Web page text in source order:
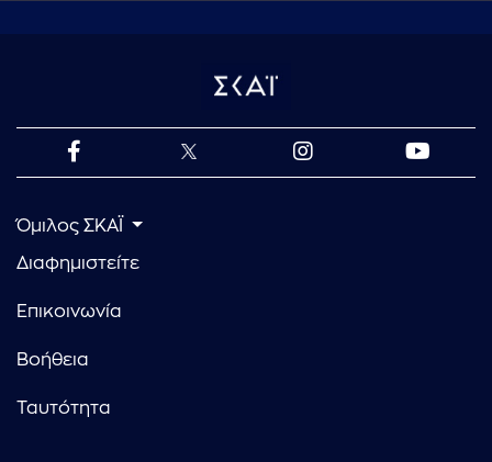
Όμιλος ΣΚΑΪ
Διαφημιστείτε
Επικοινωνία
Βοήθεια
Ταυτότητα